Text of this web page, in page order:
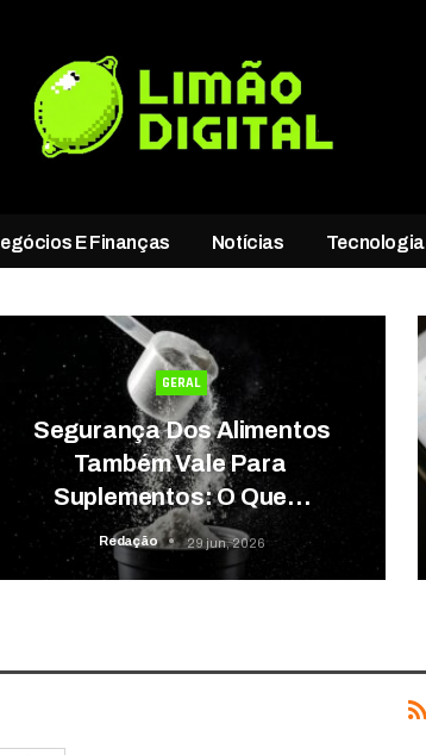
E Finanças Notícias Tecnologia
GERAL
Segurança Dos Alimentos
Também Vale Para
Suplementos: O Que…
Redação 29 jun, 2026